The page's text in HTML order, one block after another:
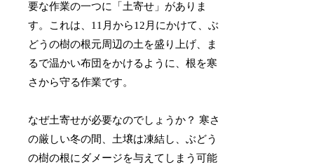
要な作業の一つに「土寄せ」がありま
す。これは、11月から12月にかけて、ぶ
どうの樹の根元周辺の土を盛り上げ、ま
るで温かい布団をかけるように、根を寒
さから守る作業です。
なぜ土寄せが必要なのでしょうか？ 寒さ
の厳しい冬の間、土壌は凍結し、ぶどう
の樹の根にダメージを与えてしまう可能